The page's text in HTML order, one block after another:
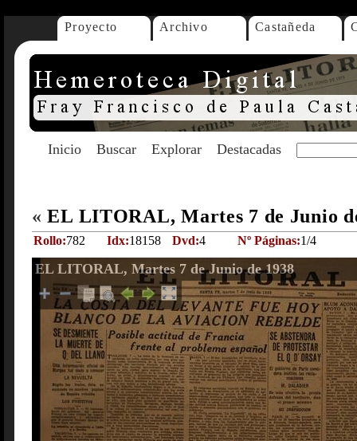
Proyecto Archivo Castañeda
Inicio Buscar Explorar Destacadas
« EL LITORAL, Martes 7 de Junio
Rollo:782 Idx:18158 Dvd:4 Nº Páginas:1/4
EL LITORAL, Martes 7 de Junio de 1938